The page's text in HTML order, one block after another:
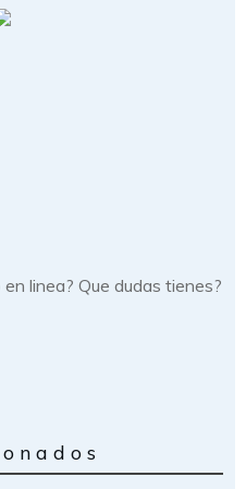
linea? Que dudas tienes?